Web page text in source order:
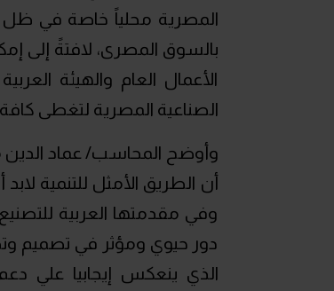
المصرية محلياً خاصة في ظل
بالسوق المصرى، لافتةً إلى
الأعمال العام والهيئة
الصناعية المصرية لتغطى كافة
وأوضح المحاسب/ عماد الدين
أن الطريق الأمثل للتنمية
وفي مقدمتها العربية
دور حيوي ومؤثر في تصميم
الذي ينعكس إيجابيا علي